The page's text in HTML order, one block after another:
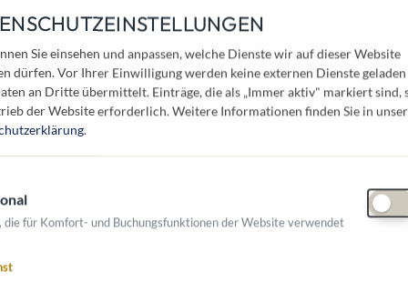
um einen wichtigen Informationsschwerpunkt
Themen werden von namhaften
der Inhalte im Mittelpunkt der Seminare. Vor
Themen angeboten:
Sie einsehen und anpassen, welche Dienste wir auf dieser Website
dürfen. Vor Ihrer Einwilligung werden keine externen Dienste
an Dritte übermittelt. Einträge, die als „Immer aktiv" markiert sind,
der Website erforderlich.Weitere Informationen finden Sie in
.
die für Komfort- und Buchungsfunktionen der Website verwendet